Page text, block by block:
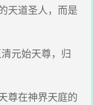
天道圣人，而是
元始天尊，归
尊在神界天庭的